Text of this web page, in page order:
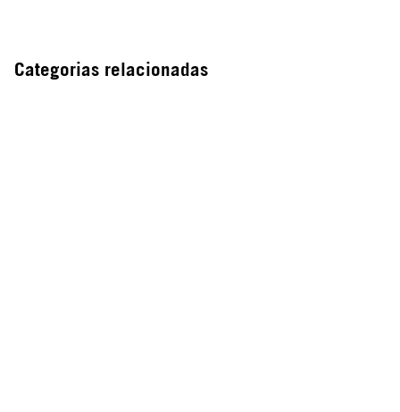
Categorias relacionadas